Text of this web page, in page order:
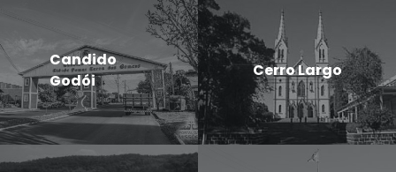
Candido
Godói
Cerro Largo